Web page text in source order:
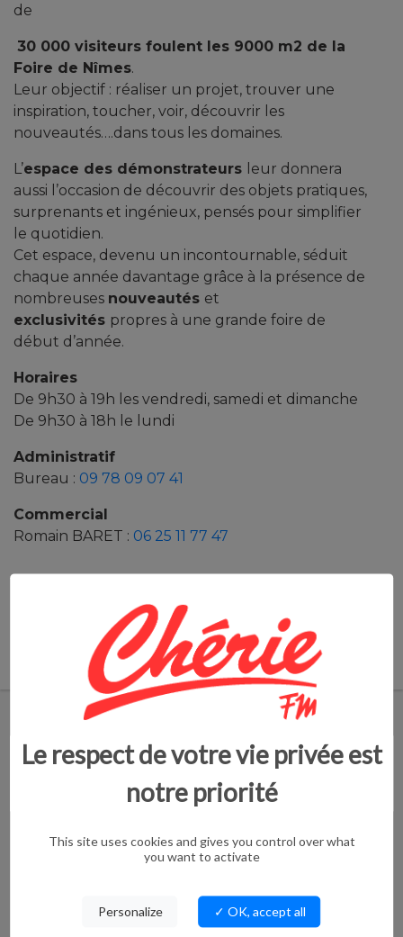
de
30 000 visiteurs foulent les 9000 m2 de la
Foire de Nîmes.
Leur objectif : réaliser un projet, trouver une
inspiration, toucher, voir, découvrir les
nouveautés….dans tous les domaines.
L’espace des démonstrateurs leur donnera
aussi l’occasion de découvrir des objets pratiques,
surprenants et ingénieux, pensés pour simplifier
le quotidien.
Cet espace, devenu un incontournable, séduit
chaque année davantage grâce à la présence de
nombreuses nouveautés et
exclusivités propres à une grande foire de
début d’année.
Horaires
De 9h30 à 19h les vendredi, samedi et dimanche
De 9h30 à 18h le lundi
Administratif
Bureau : 09 78 09 07 41
Commercial
Romain BARET : 06 25 11 77 47
les 13, 14, 15 et 16 février 2026
Parc des Expositions
SAISON CULTURELLE
ITINÉRANTE...
CARNAS/QUISSAC/SAINT HIPPOLYTE DU
Septembre 2025
Le respect de votre vie privée est
notre priorité
This site uses cookies and gives you control over what
you want to activate
Personalize ✓ OK, accept all